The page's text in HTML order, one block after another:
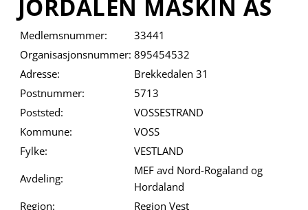
JORDALEN MASKIN AS
Medlemsnummer:
33441
Organisasjonsnummer: 895454532
Adresse:
Brekkedalen 31
Postnummer:
5713
Poststed:
VOSSESTRAND
Kommune:
VOSS
Fylke:
VESTLAND
Avdeling:
MEF avd Nord-Rogaland og
Hordaland
Region:
Region Vest